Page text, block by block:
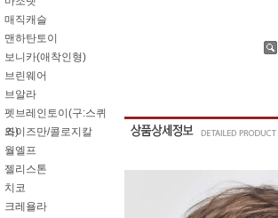
매직캐슬
맨하탄토이
보니카(애착인형)
브린웨어
브알라
펫브레인토이(구:스퀴
즈)
와이즈만/콜로지칼
월엘프
젤리스톤
치코
크레욜라